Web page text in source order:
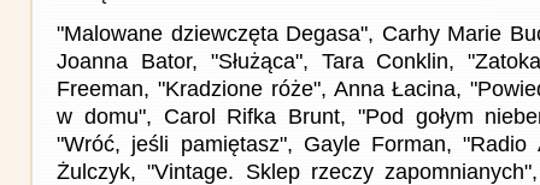
"Malowane dziewczęta Degasa", Carhy Marie
Joanna Bator, "Służąca", Tara Conklin,
Freeman, "Kradzione róże", Anna Łacina,
w domu", Carol Rifka Brunt, "Pod gołym
"Wróć, jeśli pamiętasz", Gayle Forman, "Radio
Żulczyk, "Vintage. Sklep rzeczy